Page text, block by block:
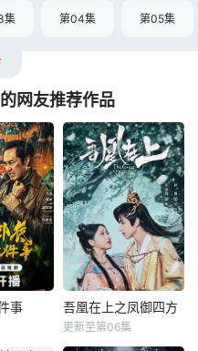
集 第04集 第05集
网友推荐作品
我当卧底这件事
事 吾凰在上之凤御四方
吾凰在上之凤御四方
更新至第06集